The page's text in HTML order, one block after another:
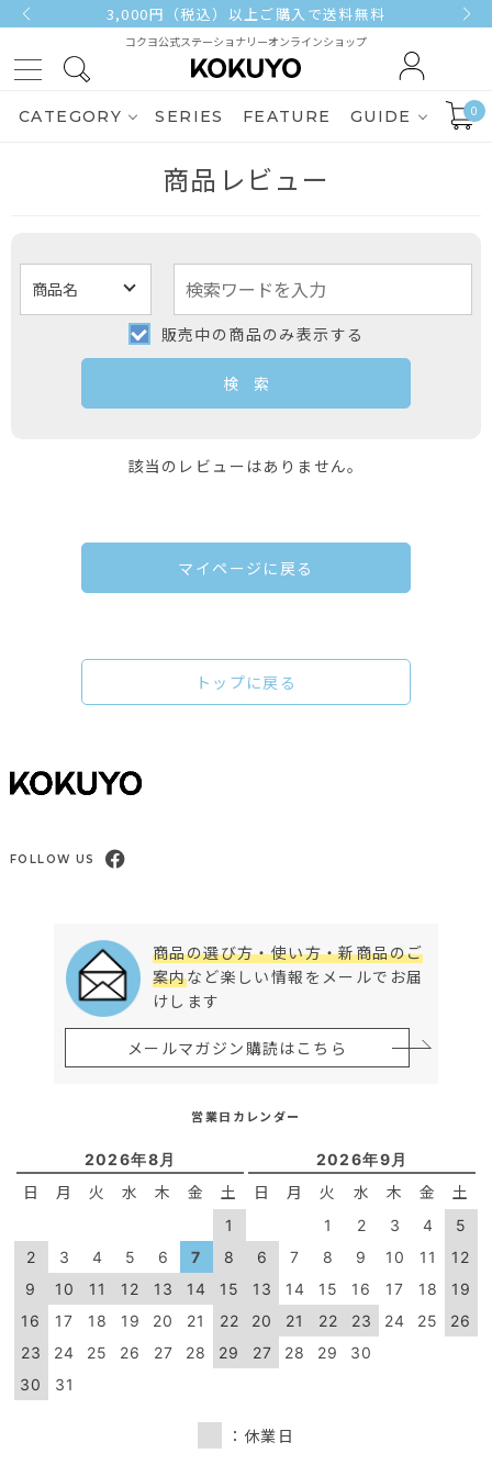
3,000円（税込）以上ご購入で送料無料
コクヨ公式ステーショナリーオンラインショップ
CATEGORY SERIES FEATURE GUIDE 0
商品レビュー
販売中の商品のみ表示する
該当のレビューはありません。
マイページに戻る
トップに戻る
FOLLOW US
商品の選び方・使い方・新商品のご
案内など楽しい情報をメールでお届
けします
メールマガジン購読はこちら
営業日カレンダー
2026年8月
日 月 火 水 木 金 土
1
2
3 4 5 6 7
8
9
10 11 12 13 14
15
16
17 18 19 20 21
22
23
24 25 26 27 28
29
30
31
2026年9月
日 月 火 水 木 金 土
1 2 3 4
5
6
7 8 9 10 11
12
13
14 15 16 17 18
19
20
21 22 23 24 25
26
27
28 29 30
：休業日